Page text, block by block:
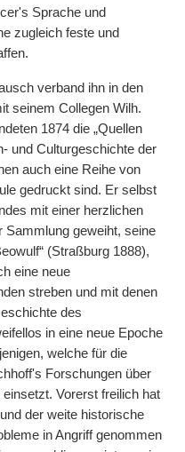
Sprache und
zugleich feste und
verband ihn in den
seinem Collegen Wilh.
1874 die „Quellen
und Culturgeschichte der
auch eine Reihe von
gedruckt sind. Er selbst
mit einer herzlichen
Sammlung geweiht, seine
(Straßburg 1888),
eine neue
streben und mit denen
des
in eine neue Epoche
welche für die
Forschungen über
Vorerst freilich hat
der weite historische
in Angriff genommen